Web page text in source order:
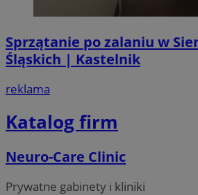
Sprzątanie po zalaniu w
Śląskich | Kastelnik
reklama
Katalog firm
Neuro-Care Clinic
Prywatne gabinety i kliniki